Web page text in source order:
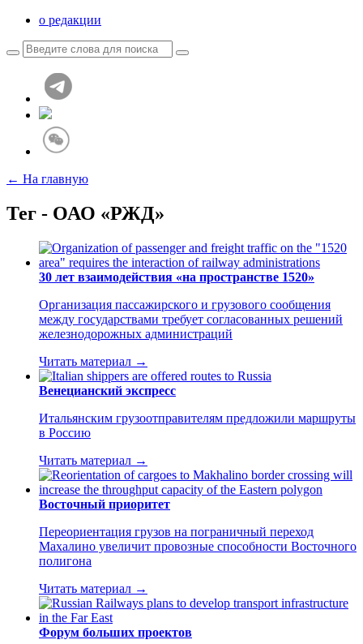
о редакции
← На главную
Тег - ОАО «РЖД»
30 лет взаимодействия «на пространстве 1520»
Организация пассажирского и грузового сообщения
между государствами требует согласованных решений
железнодорожных администраций
Читать материал →
Венецианский экспресс
Итальянским грузоотправителям предложили маршруты
в Россию
Читать материал →
Восточный приоритет
Переориентация грузов на пограничный переход
Махалино увеличит провозные способности Восточного
полигона
Читать материал →
Форум больших проектов